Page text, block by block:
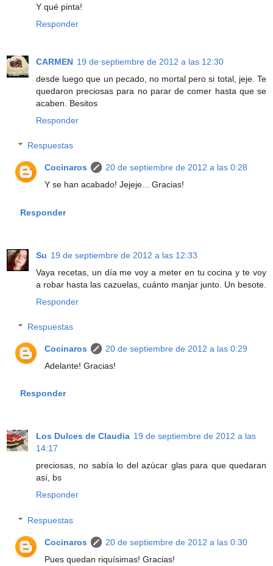
Y qué pinta!
Responder
CARMEN 19 de septiembre de 2012 a las 12:30
desde luego que un pecado, no mortal pero si total, jeje. Te
quedaron preciosas para no parar de comer hasta que se
acaben. Besitos
Responder
Respuestas
Cocinaros
20 de septiembre de 2012 a las 0:28
Y se han acabado! Jejeje... Gracias!
Responder
Su 19 de septiembre de 2012 a las 12:33
Vaya recetas, un día me voy a meter en tu cocina y te voy
a robar hasta las cazuelas, cuánto manjar junto. Un besote.
Responder
Respuestas
Cocinaros
20 de septiembre de 2012 a las 0:29
Adelante! Gracias!
Responder
Los Dulces de Claudia 19 de septiembre de 2012 a las
14:17
preciosas, no sabía lo del azúcar glas para que quedaran
así, bs
Responder
Respuestas
Cocinaros
20 de septiembre de 2012 a las 0:30
Pues quedan riquísimas! Gracias!